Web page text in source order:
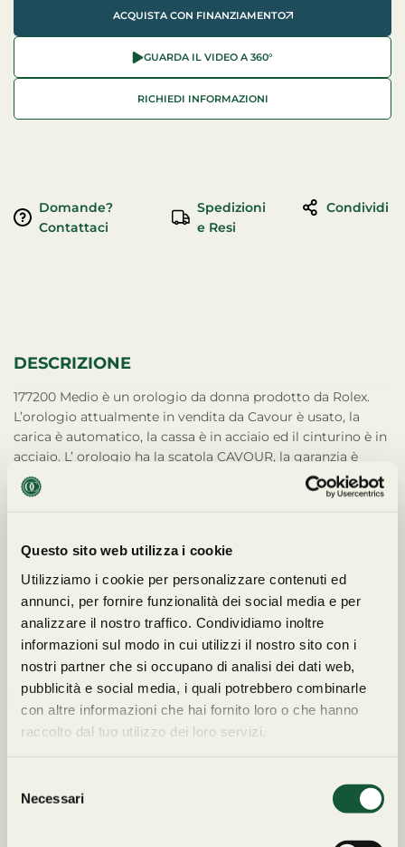
Questo sito web utilizza i cookie
Utilizziamo i cookie per personalizzare contenuti ed
annunci, per fornire funzionalità dei social media e per
analizzare il nostro traffico. Condividiamo inoltre
informazioni sul modo in cui utilizzi il nostro sito con i
nostri partner che si occupano di analisi dei dati web,
pubblicità e social media, i quali potrebbero combinarle
con altre informazioni che hai fornito loro o che hanno
raccolto dal tuo utilizzo dei loro servizi.
Necessari
ACQUISTA CON FINANZIAMENTO
GUARDA IL VIDEO A 360°
RICHIEDI INFORMAZIONI
Domande?
Contattaci
Spedizioni
e Resi
Condividi
DESCRIZIONE
177200 Medio è un orologio da donna prodotto da Rolex.
L’orologio attualmente in vendita da Cavour è usato, la
carica è automatico, la cassa è in acciaio ed il cinturino è in
acciaio. L’ orologio ha la scatola CAVOUR, la garanzia è
quella originale Rolex. (seriale: m52xxxx). Rolex Medio
177200 è venduto da Cavour a € 5.290,00.
Tutte le spedizioni
sonotracciabilie
assicurate per
l’intero importo.
Consegna entro 72
ore.
Resoentro 14
giorni. I costi di
spedizione non
sono rimborsabili.
LEGGI I TERMINI COMPLETI
SULLE SPEDIZIONI E I RESI